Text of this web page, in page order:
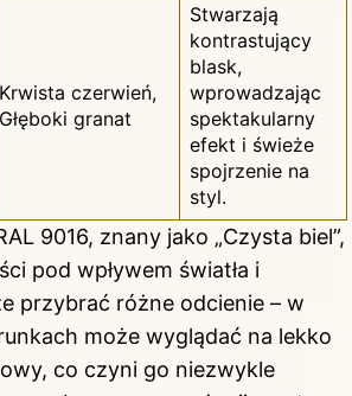
Krwista czerwień,
Głęboki granat
Stwarzają
kontrastujący
blask,
wprowadzając
spektakularny
efekt i świeże
spojrzenie na
styl.
9016, znany jako „Czysta biel”,
pod wpływem światła i
przybrać różne odcienie – w
może wyglądać na lekko
co czyni go niezwykle